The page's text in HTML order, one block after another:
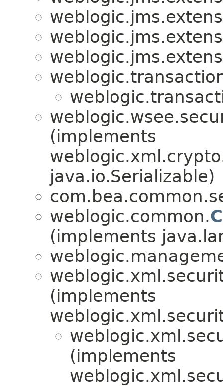
(implements
java.io.Serializable)
weblogic.common.
(implements
(implements
(implements